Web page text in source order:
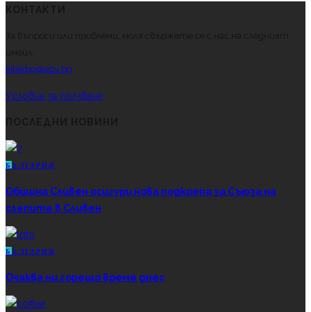
За въпроси или проблеми, моля свържете се с нас на следният
имейл.
kibikbg@abv.bg
Условия за ползване
Б ЪЛГАРИЯ
Община Сливен осигури нова подкрепа за Съюза на
слепите в Сливен
Б ЪЛГАРИЯ
Очаква ни горещо време днес